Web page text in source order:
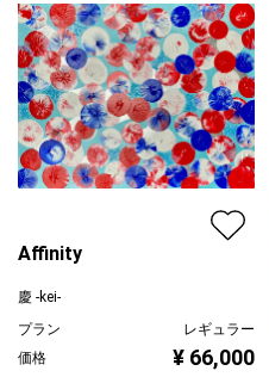
Affinity
慶 -kei-
プラン
レギュラー
価格
¥ 66,000